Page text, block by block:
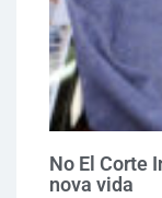
No El Corte
nova vida